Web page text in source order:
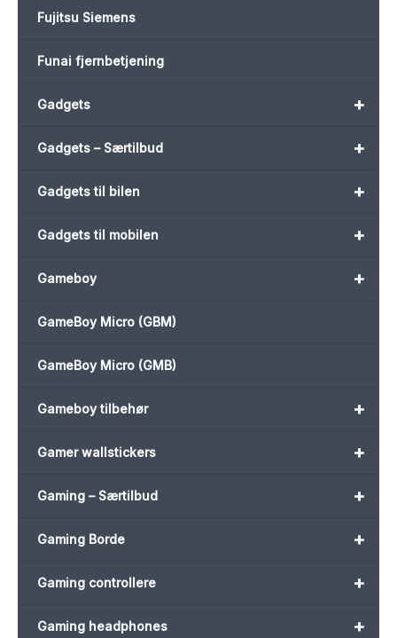
Fujitsu Siemens
Funai fjernbetjening
+
Gadgets
+
Gadgets – Særtilbud
+
Gadgets til bilen
+
Gadgets til mobilen
+
Gameboy
GameBoy Micro (GBM)
GameBoy Micro (GMB)
+
Gameboy tilbehør
+
Gamer wallstickers
+
Gaming – Særtilbud
+
Gaming Borde
+
Gaming controllere
+
Gaming headphones